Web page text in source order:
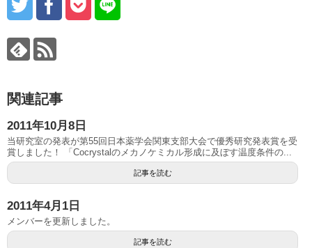
関連記事
2011年10月8日
当研究室の発表が第55回日本薬学会関東支部大会で優秀研究発表賞を受
賞しました！ 「Cocrystalのメカノケミカル形成に及ぼす温度条件の...
記事を読む
2011年4月1日
メンバーを更新しました。
記事を読む